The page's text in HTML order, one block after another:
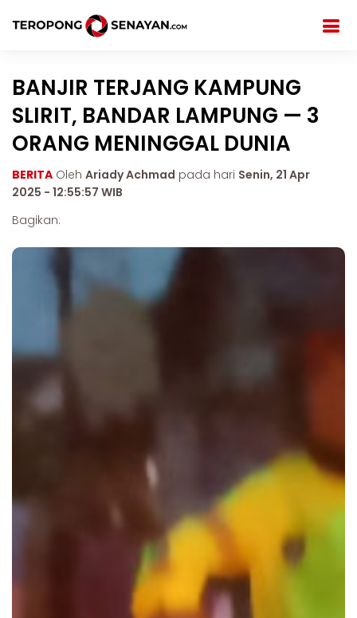
BANJIR TERJANG KAMPUNG
SLIRIT, BANDAR LAMPUNG — 3
ORANG MENINGGAL DUNIA
BERITA Oleh Ariady Achmad pada hari Senin, 21 Apr
2025 - 12:55:57 WIB
Bagikan: